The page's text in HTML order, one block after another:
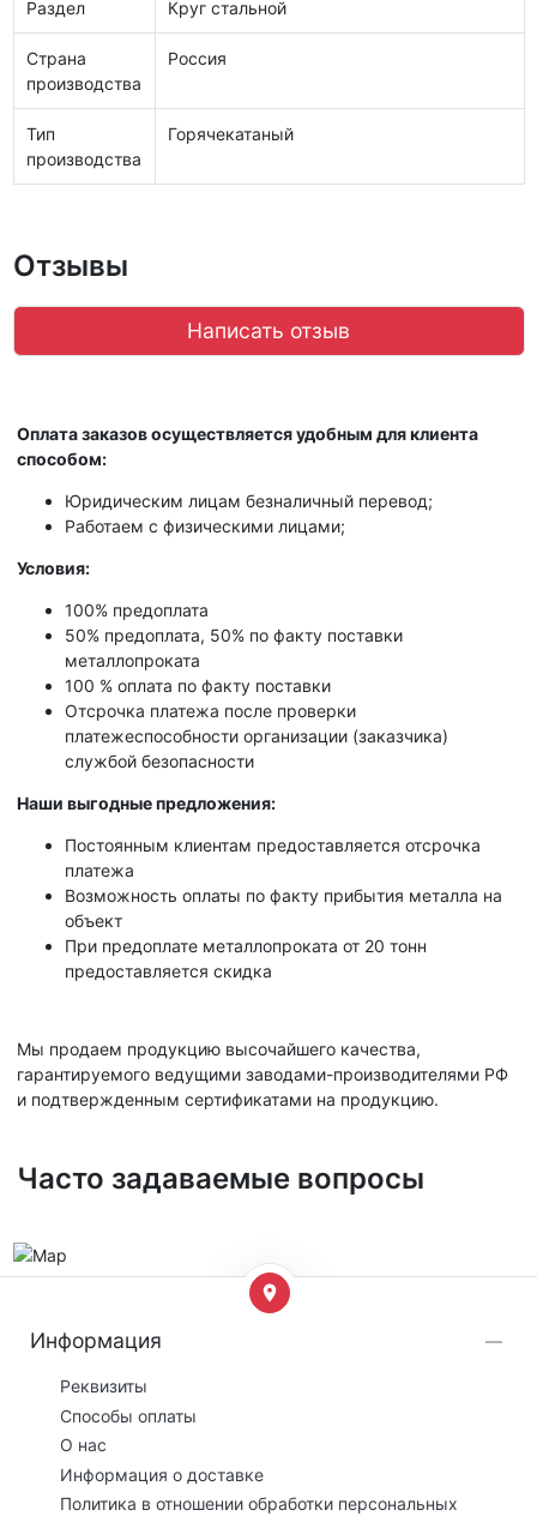
Раздел Круг стальной
Страна
производства
Россия
Тип
производства
Горячекатаный
Отзывы
Написать отзыв
Оплата заказов осуществляется удобным для клиента
способом:
Юридическим лицам безналичный перевод;
Работаем с физическими лицами;
Условия:
100% предоплата
50% предоплата, 50% по факту поставки
металлопроката
100 % оплата по факту поставки
Отсрочка платежа после проверки
платежеспособности организации (заказчика)
службой безопасности
Наши выгодные предложения:
Постоянным клиентам предоставляется отсрочка
платежа
Возможность оплаты по факту прибытия металла на
объект
При предоплате металлопроката от 20 тонн
предоставляется скидка
Мы продаем продукцию высочайшего качества,
гарантируемого ведущими заводами-производителями РФ
и подтвержденным сертификатами на продукцию.
Часто задаваемые вопросы
Информация
Реквизиты
Способы оплаты
О нас
Информация о доставке
Политика в отношении обработки персональных